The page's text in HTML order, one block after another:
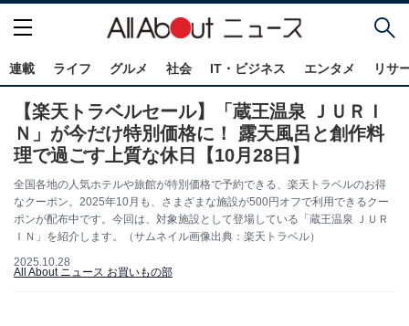
連載 ライフ グルメ 社会 IT・ビジネス エンタメ リサ
【楽天トラベルセール】「蔵王温泉 ＪＵＲＩ
Ｎ」が今だけ特別価格に！ 露天風呂と創作料
理で過ごす上質な休日【10月28日】
全国各地の人気ホテルや旅館が特別価格で予約できる、楽天トラベルのお得
なクーポン。2025年10月も、さまざまな施設が500円オフで利用できるクー
ポンが配布中です。今回は、対象施設として登場している「蔵王温泉 ＪＵＲ
ＩＮ」を紹介します。（サムネイル画像出典：楽天トラベル）
2025.10.28
All About ニュース お買いもの部